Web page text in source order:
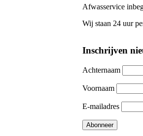
Afwasservice
Wij staan 24 uur
Inschrijven
Achternaam
Voornaam
E-mailadres